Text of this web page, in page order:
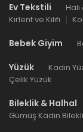
Ev Tekstili
Kırlent ve Kılıfı
Bebek Giyim
Yüzük Kadın
Çelik Yüzük
Bileklik & Halhal
Gümüş Kadın